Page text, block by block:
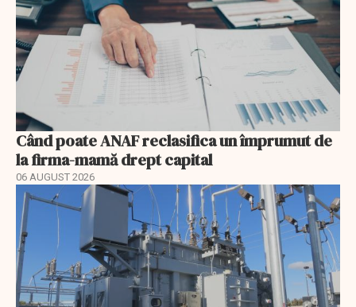
Când poate ANAF reclasifica un împrumut de
la firma-mamă drept capital
06 AUGUST 2026